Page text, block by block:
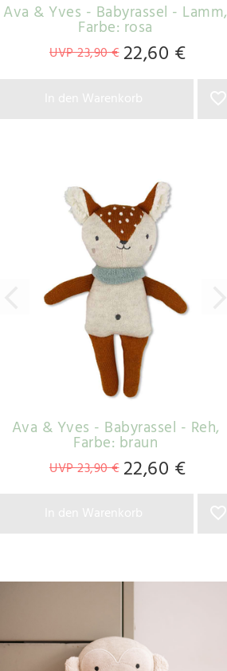
Ava & Yves - Babyrassel - Lamm,
Farbe: rosa
UVP 23,90 € 22,60 €
Ava & Yves - Babyrassel - Reh,
Farbe: braun
UVP 23,90 € 22,60 €